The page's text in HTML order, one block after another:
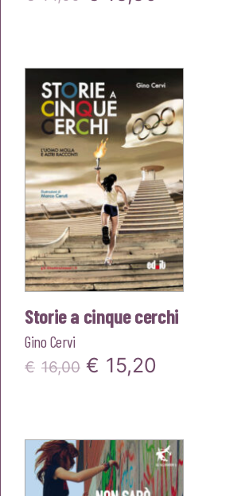
era:
€14,00.
è:
€13,30.
Storie a cinque cerchi
Gino Cervi
€ 16,00 Il
era:
€16,00.
€ 15,20
è:
€15,20.